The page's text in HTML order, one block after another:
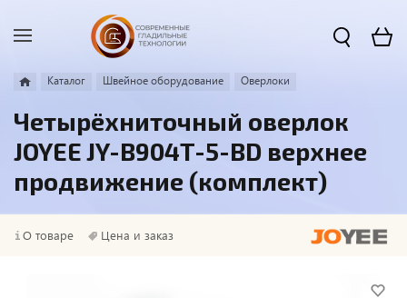
Каталог Швейное оборудование Оверлоки
Четырёхниточный оверлок
JOYEE JY-B904T-5-BD верхнее
продвижение (комплект)
О товаре Цена и заказ